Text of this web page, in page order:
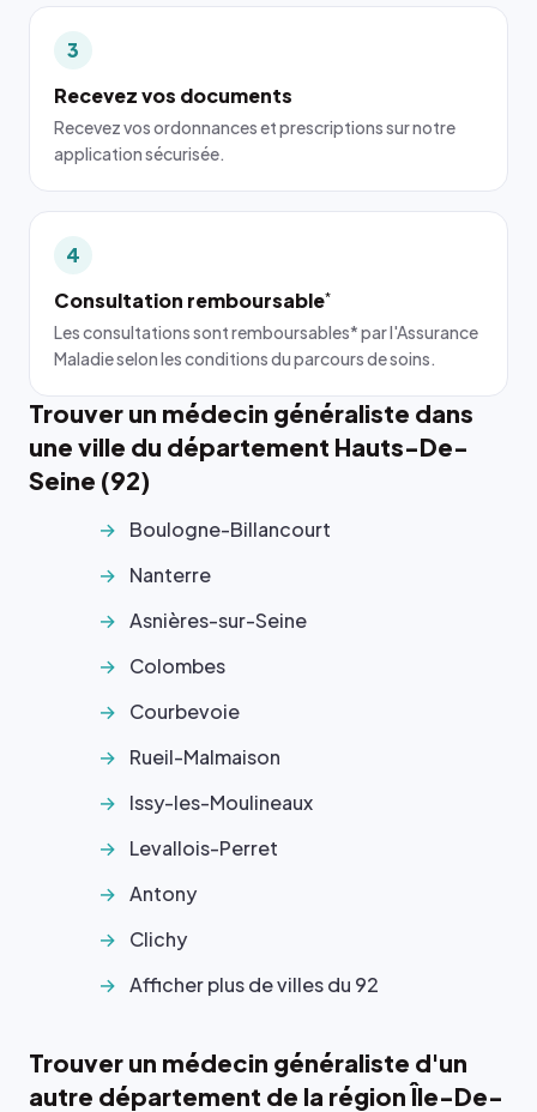
3
Recevez vos documents
Recevez vos ordonnances et prescriptions sur notre
application sécurisée.
4
Consultation remboursable*
Les consultations sont remboursables* par l'Assurance
Maladie selon les conditions du parcours de soins.
Trouver un médecin généraliste dans
une ville du département Hauts-De-
Seine (92)
Boulogne-Billancourt
Nanterre
Asnières-sur-Seine
Colombes
Courbevoie
Rueil-Malmaison
Issy-les-Moulineaux
Levallois-Perret
Antony
Clichy
Afficher plus de villes du 92
Trouver un médecin généraliste d'un
autre département de la région Île-De-